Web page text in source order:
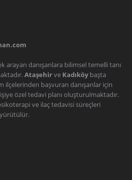
arayan danışanlara bilimsel temelli tanı
Ataşehirve Kadıköy başta
ilçelerinden başvuran danışanlar için
özel tedavi planı oluşturulmaktadır.
ve ilaç tedavisi süreçleri